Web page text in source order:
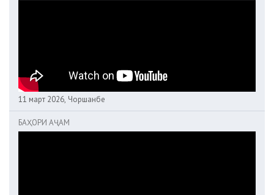
11 март 2026, Чоршанбе
БАҲОРИ АҶАМ